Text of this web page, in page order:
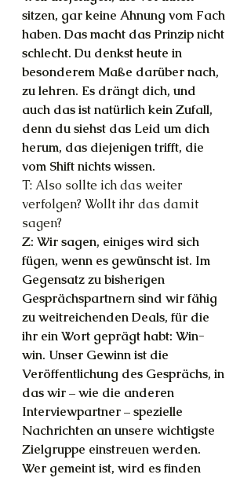
sitzen, gar keine Ahnung vom Fach
haben. Das macht das Prinzip nicht
schlecht. Du denkst heute in
besonderem Maße darüber nach,
zu lehren. Es drängt dich, und
auch das ist natürlich kein Zufall,
denn du siehst das Leid um dich
herum, das diejenigen trifft, die
vom Shift nichts wissen.
T: Also sollte ich das weiter
verfolgen? Wollt ihr das damit
sagen?
Z: Wir sagen, einiges wird sich
fügen, wenn es gewünscht ist. Im
Gegensatz zu bisherigen
Gesprächspartnern sind wir fähig
zu weitreichenden Deals, für die
ihr ein Wort geprägt habt: Win-
win. Unser Gewinn ist die
Veröffentlichung des Gesprächs, in
das wir – wie die anderen
Interviewpartner – spezielle
Nachrichten an unsere wichtigste
Zielgruppe einstreuen werden.
Wer gemeint ist, wird es finden